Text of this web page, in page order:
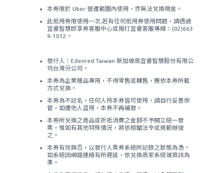
本券限於 Uber 營運範圍內使用，亦無法兌換現金。
此抵用券限使用一次,若有任何抵用券使用問題，請透過
宜睿智慧即享券客服中心或撥打宜睿客服專線：(02)663
9-1012。
發行人：Edenred Taiwan 新加坡商宜睿智慧股份有限公
司台灣分公司。
本券為企業贈品專用，不得零售或轉售，應依本券所載
方式兌換。
本券為不記名，任何人持本券皆可使用，請自行妥善保
管，如遭他人盜用，本券不再補發。
本券所兌換之商品或折抵消費之金額不予開立統一發
票，惟如有其他特殊情況，將依相關法令或規範辦理
之。
本券有效與否，以發行人票券系統所記錄之狀態為憑。
如系統因網路連線有所遲延，依兌換商家系統端資訊為
準。